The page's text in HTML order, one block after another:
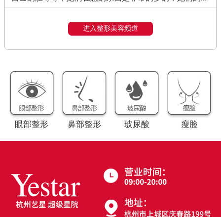
进入整形美容频道
眼部整形 鼻部整形 玻尿酸 瘦脸